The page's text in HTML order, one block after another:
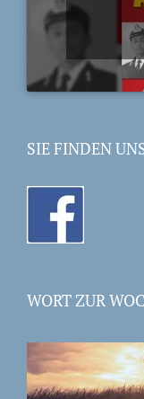
SIE FINDEN
WORT ZUR